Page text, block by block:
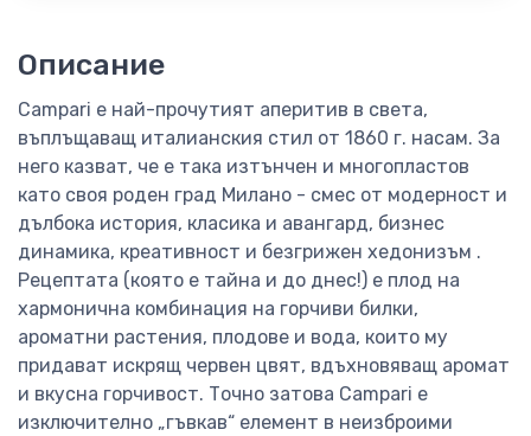
Описание
Campari e най-прочутият аперитив в света,
въплъщаващ италианския стил от 1860 г. насам. За
него казват, че е така изтънчен и многопластов
като своя роден град Милано - смес от модерност и
дълбока история, класика и авангард, бизнес
динамика, креативност и безгрижен хедонизъм .
Рецептата (която е тайна и до днес!) е плод на
хармонична комбинация на горчиви билки,
ароматни растения, плодове и вода, които му
придават искрящ червен цвят, вдъхновяващ аромат
и вкусна горчивост. Точно затова Campari е
изключително „гъвкав“ елемент в неизброими